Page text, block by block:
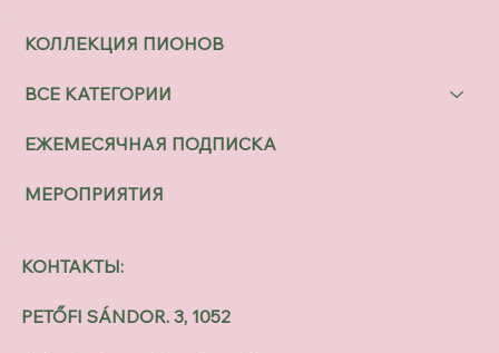
КОЛЛЕКЦИЯ ПИОНОВ
ВСЕ КАТЕГОРИИ
ЕЖЕМЕСЯЧНАЯ ПОДПИСКА
МЕРОПРИЯТИЯ
КОНТАКТЫ:
PETŐFI SÁNDOR. 3, 1052